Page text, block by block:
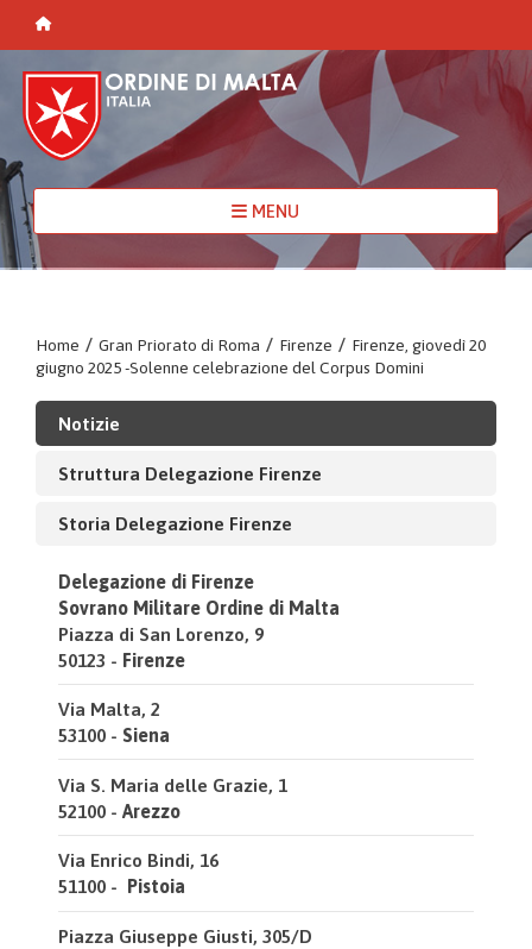
MENU
Home / Gran Priorato di Roma / Firenze / Firenze, giovedì 20
giugno 2025 -Solenne celebrazione del Corpus Domini
Notizie
Struttura Delegazione Firenze
Storia Delegazione Firenze
Delegazione di Firenze
Sovrano Militare Ordine di Malta
Piazza di San Lorenzo, 9
50123 - Firenze
Via Malta, 2
53100 - Siena
Via S. Maria delle Grazie, 1
52100 - Arezzo
Via Enrico Bindi, 16
51100 - Pistoia
Piazza Giuseppe Giusti, 305/D